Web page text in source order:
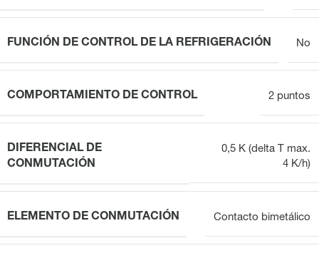
FUNCIÓN DE CONTROL DE LA REFRIGERACIÓN No
COMPORTAMIENTO DE CONTROL 2 puntos
DIFERENCIAL DE
CONMUTACIÓN
0,5 K (delta T max.
4 K/h)
ELEMENTO DE CONMUTACIÓN Contacto bimetálico